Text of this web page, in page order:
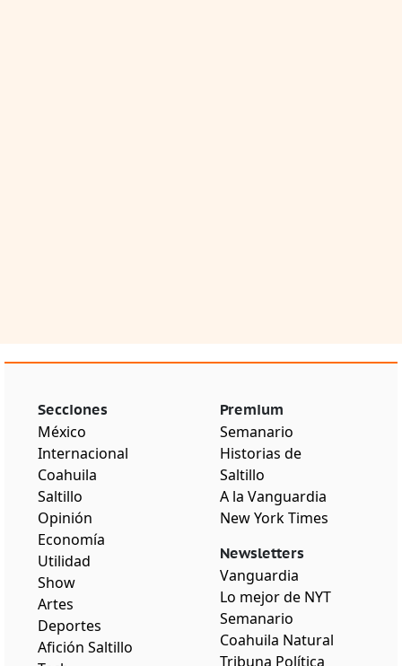
Secciones
México
Internacional
Coahuila
Saltillo
Opinión
Economía
Utilidad
Show
Artes
Deportes
Afición Saltillo
Premium
Semanario
Historias de
Saltillo
A la Vanguardia
New York Times
Newsletters
Vanguardia
Lo mejor de NYT
Semanario
Coahuila Natural
Tribuna Política